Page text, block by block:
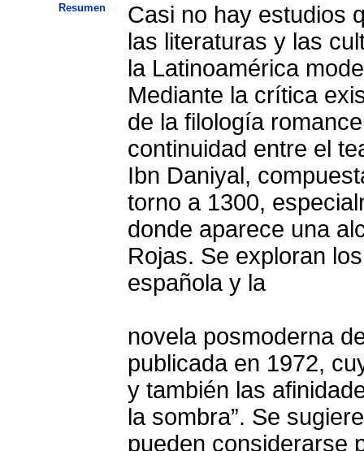
Resumen
Casi no hay estudios
las literaturas y las
la Latinoamérica
Mediante la crítica
de la filología
continuidad entre el
Ibn Daniyal,
torno a 1300,
donde aparece una
Rojas. Se exploran
española y la
novela posmoderna
publicada en 1972,
y también las
la sombra”. Se
pueden considerarse